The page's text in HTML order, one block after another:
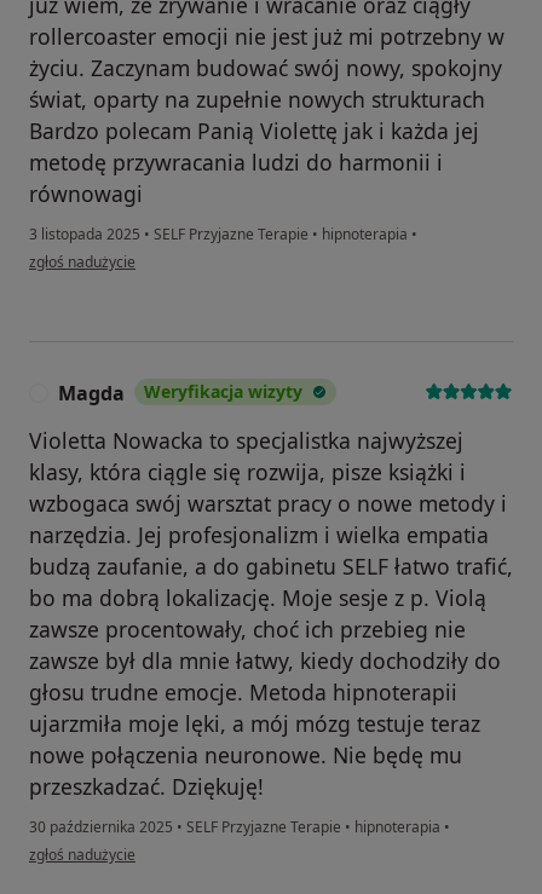
rollercoaster emocji nie jest już mi potrzebny w
życiu. Zaczynam budować swój nowy, spokojny
świat, oparty na zupełnie nowych strukturach
Bardzo polecam Panią Violettę jak i każda jej
metodę przywracania ludzi do harmonii i
równowagi
3 listopada 2025 • SELF Przyjazne Terapie • hipnoterapia •
w opinii użytkownika Karolina Paluch
zgłoś nadużycie
Magda Weryfikacja wizyty
Violetta Nowacka to specjalistka najwyższej
klasy, która ciągle się rozwija, pisze książki i
wzbogaca swój warsztat pracy o nowe metody i
narzędzia. Jej profesjonalizm i wielka empatia
budzą zaufanie, a do gabinetu SELF łatwo trafić,
bo ma dobrą lokalizację. Moje sesje z p. Violą
zawsze procentowały, choć ich przebieg nie
zawsze był dla mnie łatwy, kiedy dochodziły do
głosu trudne emocje. Metoda hipnoterapii
ujarzmiła moje lęki, a mój mózg testuje teraz
nowe połączenia neuronowe. Nie będę mu
przeszkadzać. Dziękuję!
30 października 2025 • SELF Przyjazne Terapie • hipnoterapia •
w opinii użytkownika Magda
zgłoś nadużycie